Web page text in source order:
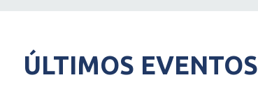
ÚLTIMOS EVENTOS